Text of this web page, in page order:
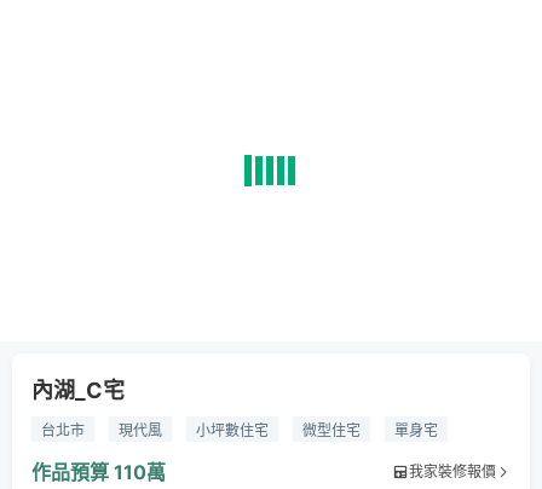
內湖_C宅
台北市 現代風 小坪數住宅 微型住宅
單身宅
新成屋
烤漆金屬
作品預算 110萬 我家裝修報價